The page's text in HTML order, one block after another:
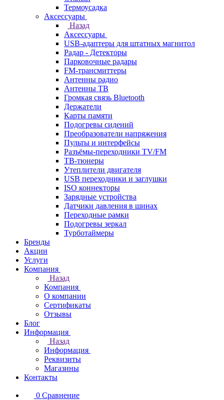
Термоусадка
Аксессуары
Назад
Аксессуары
USB-адаптеры для штатных магнитол
Радар - Детекторы
Парковочные радары
FM-трансмиттеры
Антенны радио
Антенны ТВ
Громкая связь Bluetooth
Держатели
Карты памяти
Подогревы сидений
Преобразователи напряжения
Пульты и интерфейсы
Разъёмы-переходники TV/FM
ТВ-тюнеры
Утеплители двигателя
USB переходники и заглушки
ISO коннекторы
Зарядные устройства
Датчики давления в шинах
Переходные рамки
Подогревы зеркал
Турботаймеры
Бренды
Акции
Услуги
Компания
Назад
Компания
О компании
Сертификаты
Отзывы
Блог
Информация
Назад
Информация
Реквизиты
Магазины
Контакты
0 Сравнение